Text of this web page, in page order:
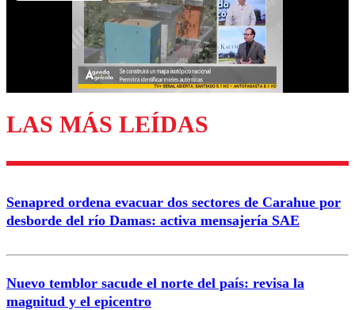
Enviar comentario
LAS MÁS LEÍDAS
Senapred ordena evacuar dos sectores de Carahue por
desborde del río Damas: activa mensajería SAE
Nuevo temblor sacude el norte del país: revisa la
magnitud y el epicentro